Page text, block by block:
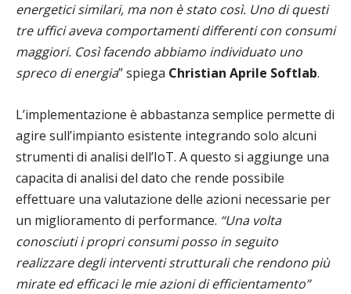
energetici similari, ma non è stato così. Uno di questi
tre uffici aveva comportamenti differenti con consumi
maggiori. Così facendo abbiamo individuato uno
spreco di energia” spiega Christian Aprile Softlab.
L’implementazione è abbastanza semplice permette di
agire sull’impianto esistente integrando solo alcuni
strumenti di analisi dell’IoT. A questo si aggiunge una
capacita di analisi del dato che rende possibile
effettuare una valutazione delle azioni necessarie per
un miglioramento di performance. “Una volta
conosciuti i propri consumi posso in seguito
realizzare degli interventi strutturali che rendono più
mirate ed efficaci le mie azioni di efficientamento”